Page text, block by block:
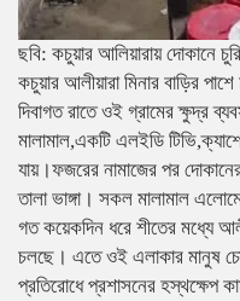
ছবি: কচুয়ার আলিয়ারায় দোকানে
কচুয়ার আলীয়ারা মিনার বাড়ির
দিবাগত রাতে ওই গ্রামের ক্ষুদ্র
মালামাল,একটি এলইডি
যায়।ফজরের নামাজের পর
তালা ভাঙ্গা। সকল মালামাল
গত কয়েকদিন ধরে শীতের মধ্যে
চলছে। এতে ওই এলাকার মানুষ
প্রতিরোধে প্রশাসনের হস্থক্ষেপ